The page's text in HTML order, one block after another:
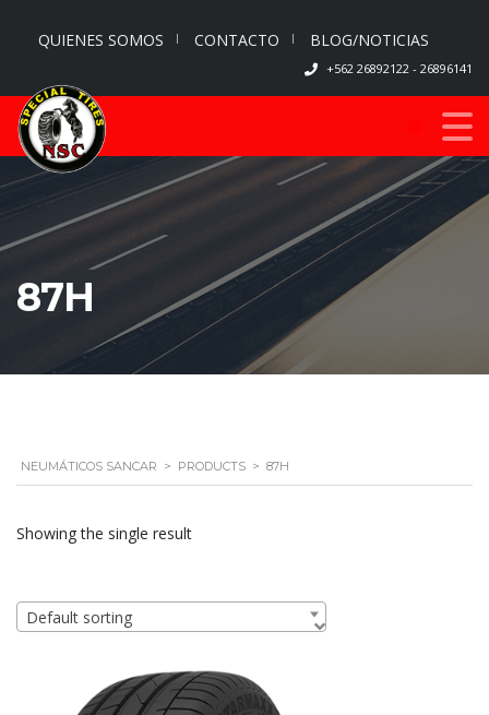
QUIENES SOMOS CONTACTO BLOG/NOTICIAS
+562 26892122 - 26896141
87H
NEUMÁTICOS SANCAR > PRODUCTS > 87H
Showing the single result
Default sorting